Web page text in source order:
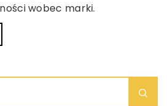
wobec marki.